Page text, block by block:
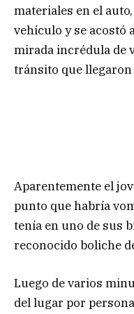
materiales en el
vehículo y se acostó
mirada incrédula de
tránsito que
Aparentemente el
punto que habría
tenía en uno de sus
reconocido boliche
Luego de varios
del lugar por